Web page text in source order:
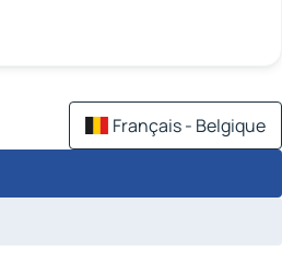
Français - Belgique